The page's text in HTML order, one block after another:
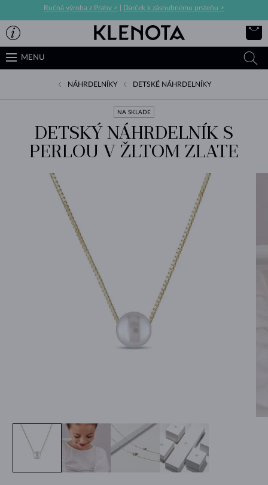
Ručná výroba z Prahy > Darček k zásnubnému prsteňu >
MENU
NÁHRDELNÍKY DETSKÉ NÁHRDELNÍKY
NA SKLADE
DETSKÝ NÁHRDELNÍK S
PERLOU V ŽLTOM ZLATE